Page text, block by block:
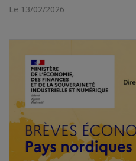
Le 13/02/2026